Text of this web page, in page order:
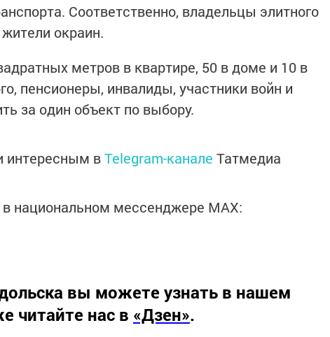
Соответственно, владельцы элитного
окраин.
метров в квартире, 50 в доме и 10 в
пенсионеры, инвалиды, участники войн и
за один объект по выбору.
вTelegram-канале Татмедиа
в национальном мессенджере MАХ:
вы можете узнать в нашем
читайте нас в «Дзен».